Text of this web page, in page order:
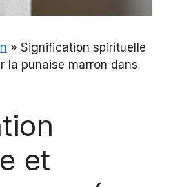
» Signification spirituelle
la punaise marron dans
et